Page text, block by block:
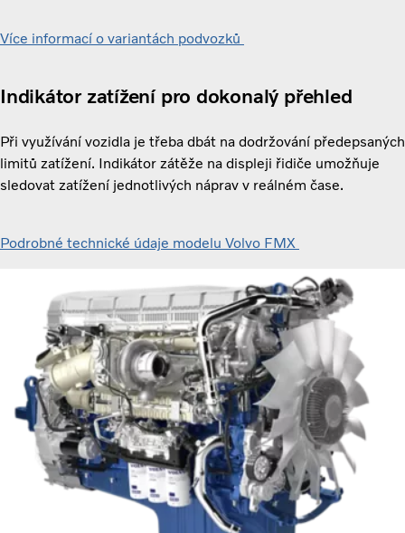
Více informací o variantách podvozků
Indikátor zatížení pro dokonalý přehled
Při využívání vozidla je třeba dbát na dodržování předepsaných
limitů zatížení. Indikátor zátěže na displeji řidiče umožňuje
sledovat zatížení jednotlivých náprav v reálném čase.
Podrobné technické údaje modelu Volvo FMX